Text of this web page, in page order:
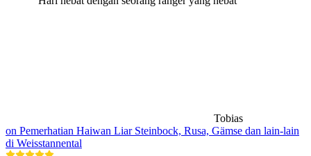
Tobias
on Pemerhatian Haiwan Liar Steinbock, Rusa, Gämse dan lain-lain
di Weisstannental